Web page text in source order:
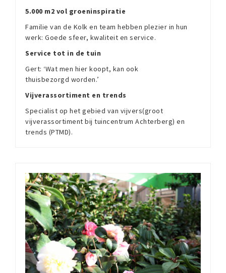
5.000 m2 vol groeninspiratie
Familie van de Kolk en team hebben plezier in hun
werk: Goede sfeer, kwaliteit en service.
Service tot in de tuin
Gert: ‘Wat men hier koopt, kan ook
thuisbezorgd worden.’
Vijverassortiment en trends
Specialist op het gebied van vijvers(groot
vijverassortiment bij tuincentrum Achterberg) en
trends (PTMD).